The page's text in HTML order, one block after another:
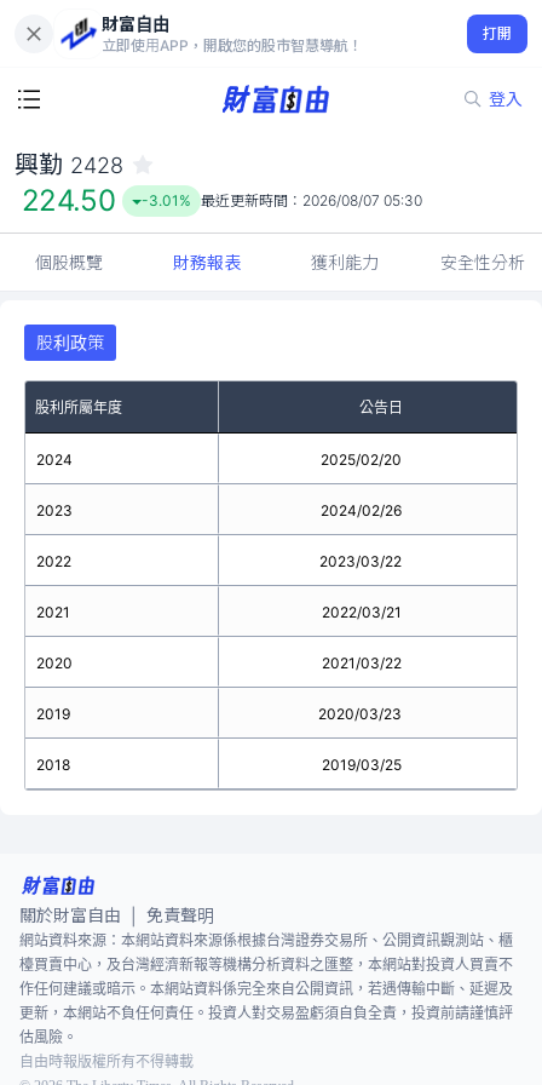
財富自由
立即使用APP，開啟您的股市智慧導航！
打開
登入
224.50
-3.01%
興勤 2428
224.50 -3.01% 最近更新時間： 2026/08/07 05:30
個股概覽 財務報表 獲利能力 安全性分析
股利政策
股利所屬年度 公告日
2024
2023
2022
2021
2020
2019
2018
2025/02/20
2024/02/26
2023/03/22
2022/03/21
2021/03/22
2020/03/23
2019/03/25
關於財富自由 免責聲明
網站資料來源：本網站資料來源係根據台灣證券交易所、公開資訊觀測站、櫃
檯買賣中心，及台灣經濟新報等機構分析資料之匯整，本網站對投資人買賣不
作任何建議或暗示。本網站資料係完全來自公開資訊，若遇傳輸中斷、延遲及
更新，本網站不負任何責任。投資人對交易盈虧須自負全責，投資前請謹慎評
估風險。
自由時報版權所有不得轉載